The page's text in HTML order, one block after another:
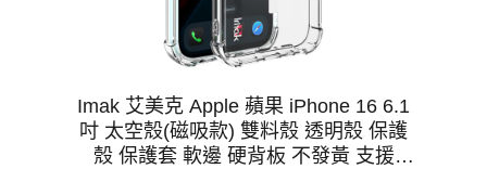
Imak 艾美克 Apple 蘋果 iPhone 16 6.1
吋 太空殼(磁吸款) 雙料殼 透明殼 保護
殼 保護套 軟邊 硬背板 不發黃 支援